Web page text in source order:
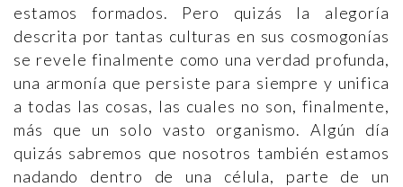
estamos formados. Pero quizás la alegoría
descrita por tantas culturas en sus cosmogonías
se revele finalmente como una verdad profunda,
una armonía que persiste para siempre y unifica
a todas las cosas, las cuales no son, finalmente,
más que un solo vasto organismo. Algún día
quizás sabremos que nosotros también estamos
nadando dentro de una célula, parte de un